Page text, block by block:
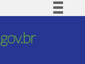
Comunica BR